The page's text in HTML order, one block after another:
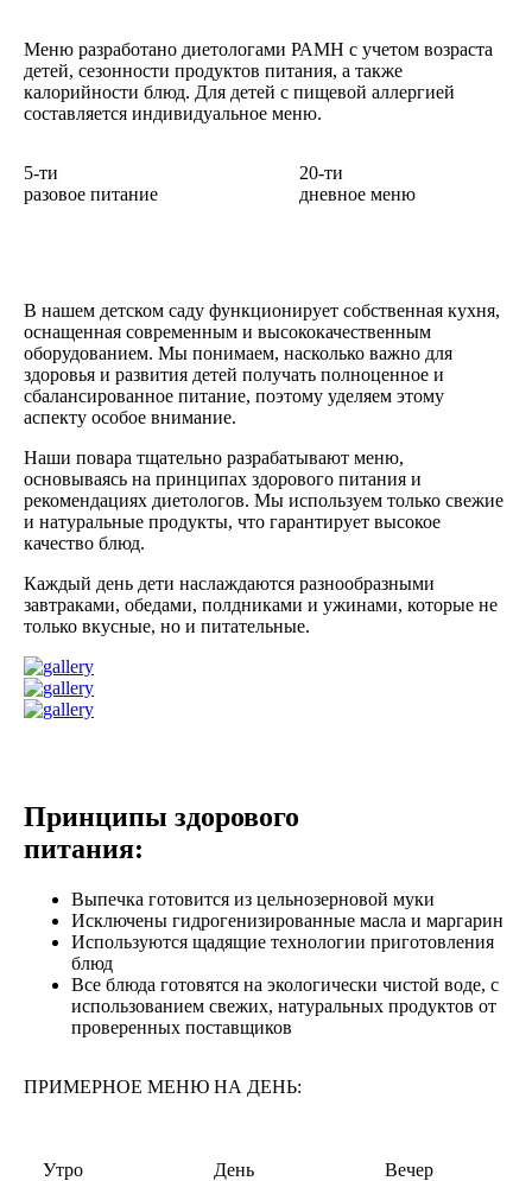
Меню разработано диетологами РАМН с учетом возраста
детей, сезонности продуктов питания, а также
калорийности блюд. Для детей с пищевой аллергией
составляется индивидуальное меню.
В нашем детском саду функционирует собственная кухня,
оснащенная современным и высококачественным
оборудованием. Мы понимаем, насколько важно для
здоровья и развития детей получать полноценное и
сбалансированное питание, поэтому уделяем этому
аспекту особое внимание.
Наши повара тщательно разрабатывают меню,
основываясь на принципах здорового питания и
рекомендациях диетологов. Мы используем только свежие
и натуральные продукты, что гарантирует высокое
качество блюд.
Каждый день дети наслаждаются разнообразными
завтраками, обедами, полдниками и ужинами, которые не
только вкусные, но и питательные.
5-ти
разовое питание
20-ти
дневное меню
Принципы здорового
питания:
Выпечка готовится из цельнозерновой муки
Исключены гидрогенизированные масла и маргарин
Используются щадящие технологии приготовления
блюд
Все блюда готовятся на экологически чистой воде, с
использованием свежих, натуральных продуктов от
проверенных поставщиков
ПРИМЕРНОЕ МЕНЮ НА ДЕНЬ:
Утро День Вечер